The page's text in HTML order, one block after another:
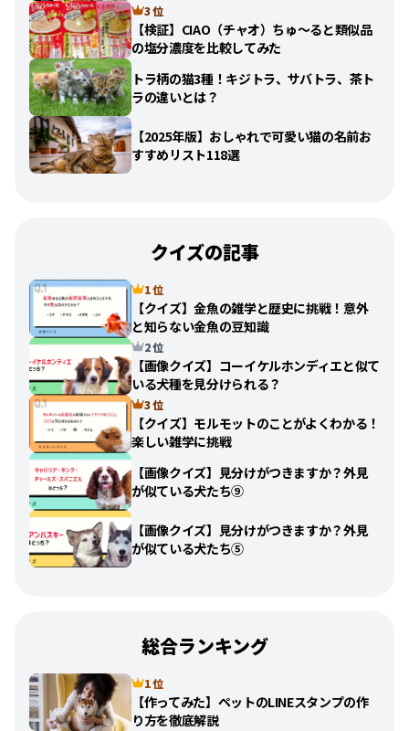
3 位
【検証】CIAO（チャオ）ちゅ〜ると類似品
の塩分濃度を比較してみた
トラ柄の猫3種！キジトラ、サバトラ、茶ト
ラの違いとは？
【2025年版】おしゃれで可愛い猫の名前お
すすめリスト118選
クイズの記事
1 位
【クイズ】金魚の雑学と歴史に挑戦！意外
と知らない金魚の豆知識
2 位
【画像クイズ】コーイケルホンディエと似て
いる犬種を見分けられる？
3 位
【クイズ】モルモットのことがよくわかる！
楽しい雑学に挑戦
【画像クイズ】見分けがつきますか？外見
が似ている犬たち⑨
【画像クイズ】見分けがつきますか？外見
が似ている犬たち⑤
総合ランキング
1 位
【作ってみた】ペットのLINEスタンプの作
り方を徹底解説